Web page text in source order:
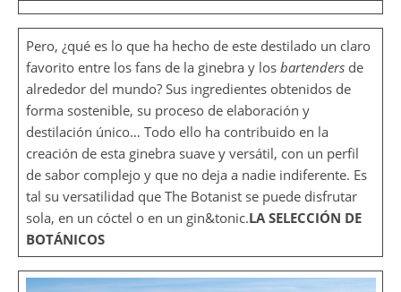
Pero, ¿qué es lo que ha hecho de este destilado un claro
favorito entre los fans de la ginebra y los bartendersde
alrededor del mundo? Sus ingredientes obtenidos de
forma sostenible, su proceso de elaboración y
destilación único… Todo ello ha contribuido en la
creación de esta ginebra suave y versátil, con un perfil
de sabor complejo y que no deja a nadie indiferente. Es
tal su versatilidad que The Botanist se puede disfrutar
sola, en un cóctel o en un gin&tonic.LA SELECCIÓN DE
BOTÁNICOS